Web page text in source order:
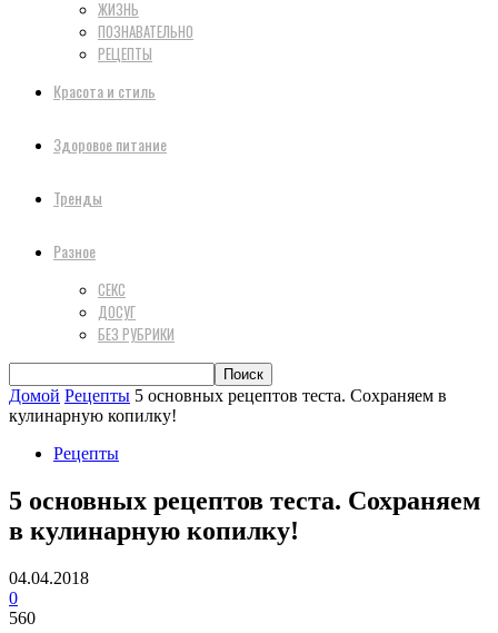
ЖИЗНЬ
ПОЗНАВАТЕЛЬНО
РЕЦЕПТЫ
Красота и стиль
Здоровое питание
Тренды
Разное
СЕКС
ДОСУГ
БЕЗ РУБРИКИ
Домой Рецепты 5 основных рецептов теста. Сохраняем в
кулинарную копилку!
Рецепты
5 основных рецептов теста. Сохраняем
в кулинарную копилку!
04.04.2018
0
560